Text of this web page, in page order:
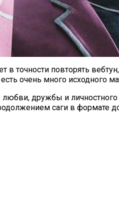
в точности повторять
очень много исходного
дружбы и
саги в формате